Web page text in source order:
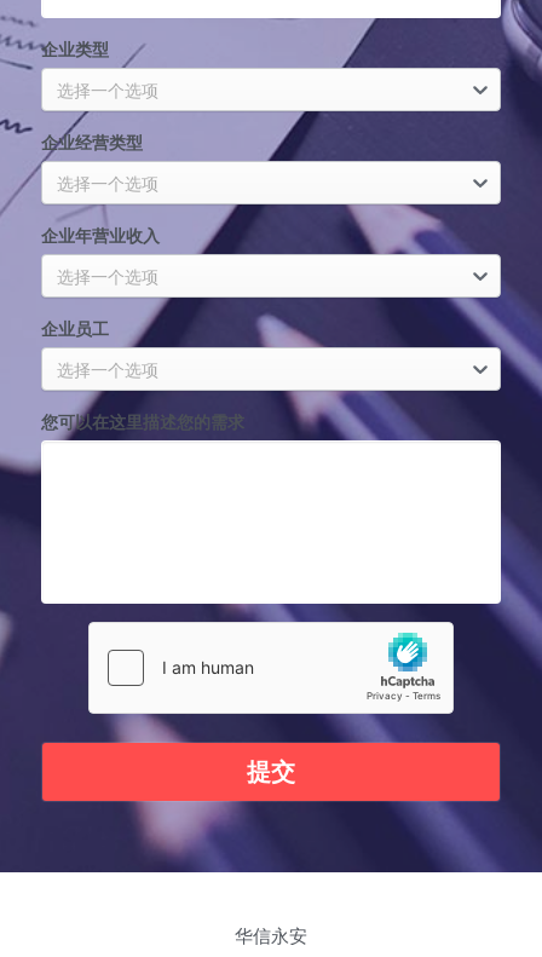
企业类型
选择一个选项
企业经营类型
选择一个选项
企业年营业收入
选择一个选项
企业员工
选择一个选项
您可以在这里描述您的需求
提交
华信永安